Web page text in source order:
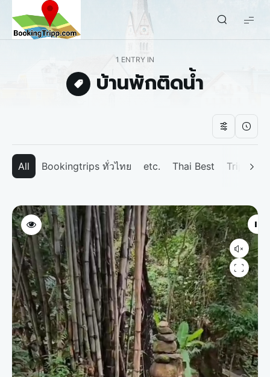
bookingtripp.com
1 ENTRY IN
บ้านพักติดน้ำ
All Bookingtrips ทั่วไทย etc. Thai Best Tripp